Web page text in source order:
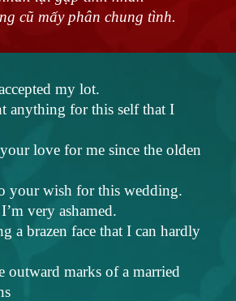
cũ mấy phân chung tình.
my lot.
anything for this self that I
love for me since the olden
your wish for this wedding.
very ashamed.
a brazen face that I can hardly
outward marks of a married